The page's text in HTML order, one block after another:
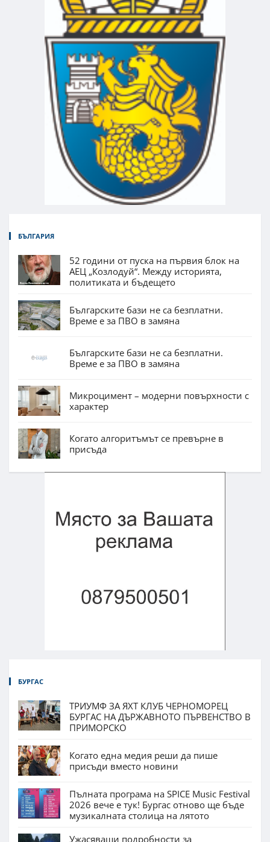
БЪЛГАРИЯ
52 години от пуска на първия блок на
АЕЦ „Козлодуй“. Между историята,
политиката и бъдещето
Българските бази не са безплатни.
Време е за ПВО в замяна
Българските бази не са безплатни.
Време е за ПВО в замяна
Микроцимент – модерни повърхности с
характер
Когато алгоритъмът се превърне в
присъда
БУРГАС
ТРИУМФ ЗА ЯХТ КЛУБ ЧЕРНОМОРЕЦ
БУРГАС НА ДЪРЖАВНОТО ПЪРВЕНСТВО В
ПРИМОРСКО
Когато една медия реши да пише
присъди вместо новини
Пълната програма на SPICE Music Festival
2026 вече е тук! Бургас отново ще бъде
музикалната столица на лятото
Ужасяващи подробности за